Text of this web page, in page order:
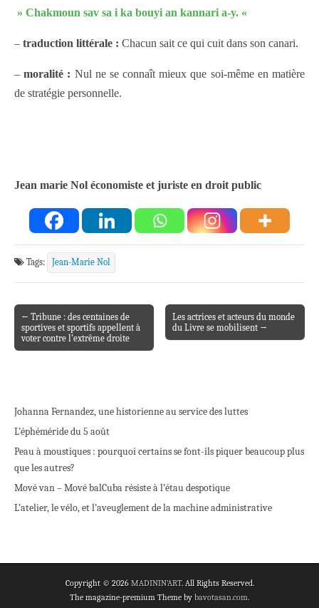
» Chakmoun sav sa i ka bouyi an kannari a-y. «
– traduction littérale : Chacun sait ce qui cuit dans son canari.
–moralité : Nul ne se connaît mieux que soi-même en matière
de stratégie personnelle.
Jean marie Nol économiste et juriste en droit public
Tags: Jean-Marie Nol
Post navigation
← Tribune : des centaines de
sportives et sportifs appellent à
voter contre l’extrême droite
Les actrices et acteurs du monde
du Livre se mobilisent →
Johanna Fernandez, une historienne au service des luttes
L’éphéméride du 5 août
Peau à moustiques : pourquoi certains se font-ils piquer beaucoup plus
que les autres?
Mové van – Mové balCuba résiste à l’étau despotique
L’atelier, le vélo, et l’aveuglement de la machine administrative
Copyright © 2026 MADININ'ART. All Rights Reserved.
The magazine-premium Theme by bavotasan.com.